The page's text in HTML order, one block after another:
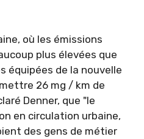
où les émissions
plus élevées que
équipées de la nouvelle
26 mg / km de
Denner, que "le
en circulation urbaine,
des gens de métier